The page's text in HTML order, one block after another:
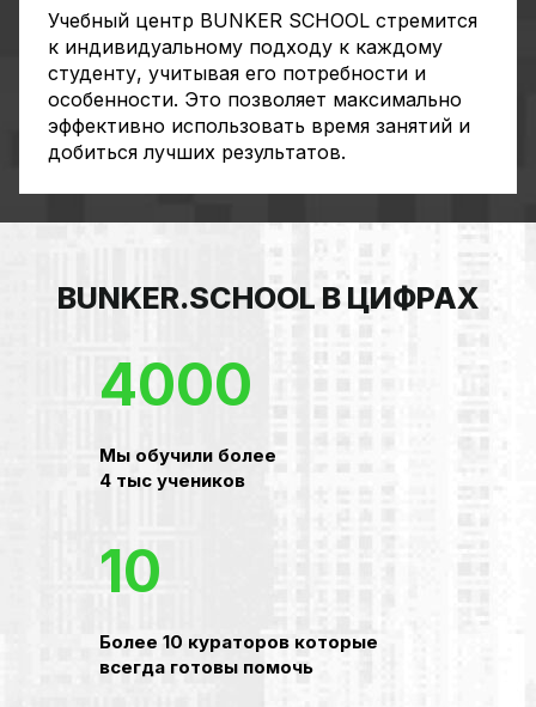
Учебный центр BUNKER SCHOOL стремится
к индивидуальному подходу к каждому
студенту, учитывая его потребности и
особенности. Это позволяет максимально
эффективно использовать время занятий и
добиться лучших результатов.
BUNKER.SCHOOL В ЦИФРАХ
4000
Мы обучили более
4 тыс учеников
10
Более 10 кураторов которые
всегда готовы помочь